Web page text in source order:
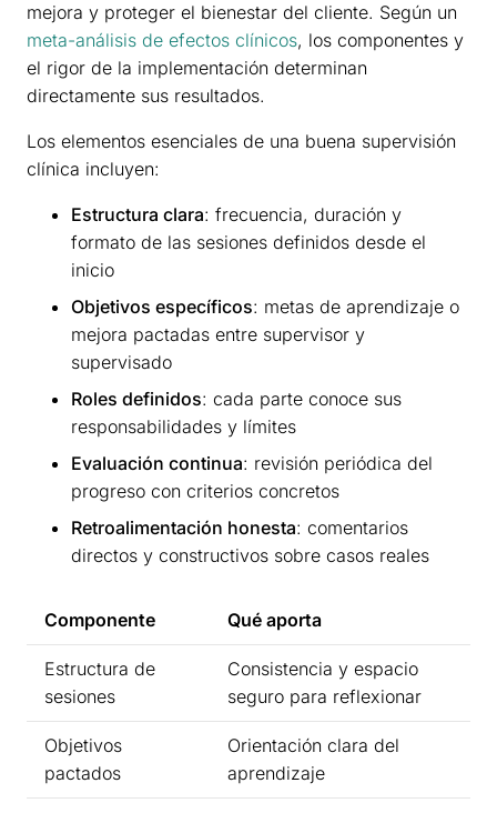
mejora y proteger el bienestar del cliente. Según un
meta-análisis de efectos clínicos, los componentes y
el rigor de la implementación determinan
directamente sus resultados.
Los elementos esenciales de una buena supervisión
clínica incluyen:
Estructura clara: frecuencia, duración y
formato de las sesiones definidos desde el
inicio
Objetivos específicos: metas de aprendizaje o
mejora pactadas entre supervisor y
supervisado
Roles definidos: cada parte conoce sus
responsabilidades y límites
Evaluación continua: revisión periódica del
progreso con criterios concretos
Retroalimentación honesta: comentarios
directos y constructivos sobre casos reales
Componente Qué aporta
Estructura de
sesiones
Consistencia y espacio
seguro para reflexionar
Objetivos
pactados
Orientación clara del
aprendizaje